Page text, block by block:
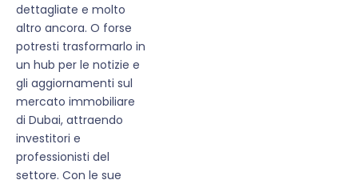
dettagliate e molto
altro ancora. O forse
potresti trasformarlo in
un hub per le notizie e
gli aggiornamenti sul
mercato immobiliare
di Dubai, attraendo
investitori e
professionisti del
settore. Con le sue